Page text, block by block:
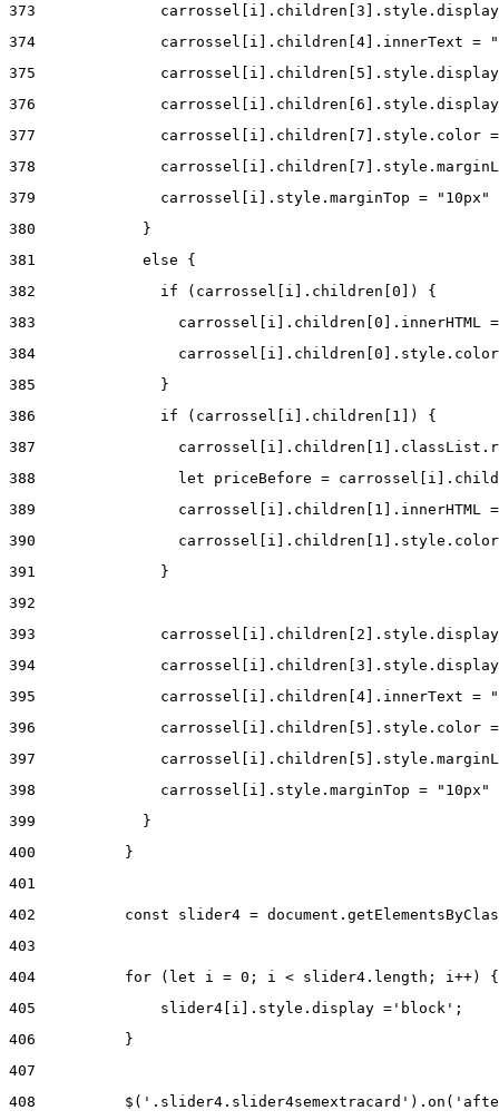
373
374
carrossel[i].children[4].innerText =
375
376
377
carrossel[i].children[7].style.color
378
379
              carrossel[i].style.marginTop = "10px"
380
            }
381
            else {
382
              if (carrossel[i].children[0]) {
383
carrossel[i].children[0].innerHTML
384
385
              }
386
              if (carrossel[i].children[1]) {
387
388
let priceBefore =
389
carrossel[i].children[1].innerHTML
390
391
              }
392
393
394
395
carrossel[i].children[4].innerText =
396
carrossel[i].children[5].style.color
397
398
              carrossel[i].style.marginTop = "10px"
399
            }
400
          }
401
402
const slider4 =
403
404
for (let i = 0; i < slider4.length; i++)
405
              slider4[i].style.display ='block';
406
          }
407
408